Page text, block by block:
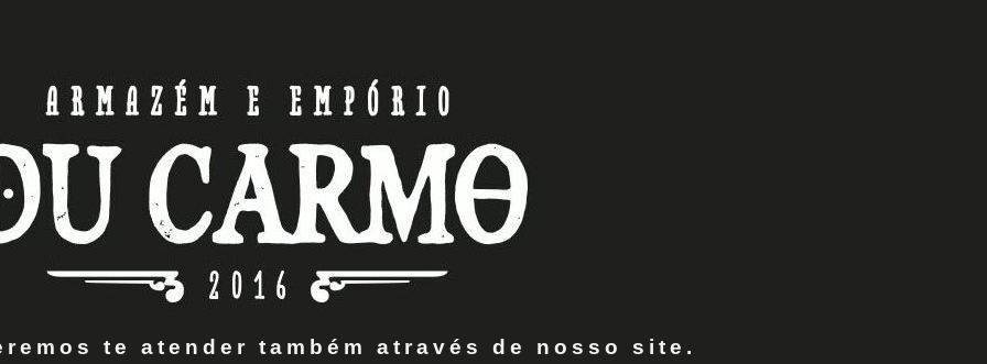
te atender também através de nosso site.